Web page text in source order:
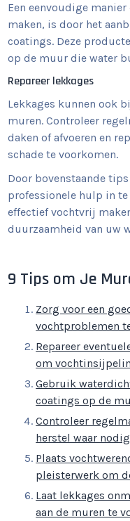
Een eenvoudige
maken, is door het
coatings. Deze
op de muur die water
Repareer lekkages
Lekkages kunnen ook
muren. Controleer
daken of afvoeren en
schade te voorkomen.
Door bovenstaande
professionele hulp in
effectief vochtvrij
duurzaamheid van uw
9 Tips om Je
Zorg voor een
vochtproblemen
Repareer
om
Gebruik
coatings op de
Controleer
herstel waar
Plaats
pleisterwerk om
Laat lekkages
aan de muren te